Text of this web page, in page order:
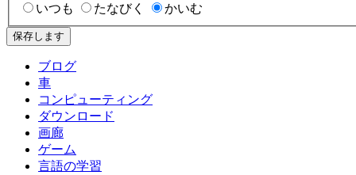
いつも
たなびく かいむ
保存します
ブログ
車
コンピューティング
ダウンロード
画廊
ゲーム
言語の学習